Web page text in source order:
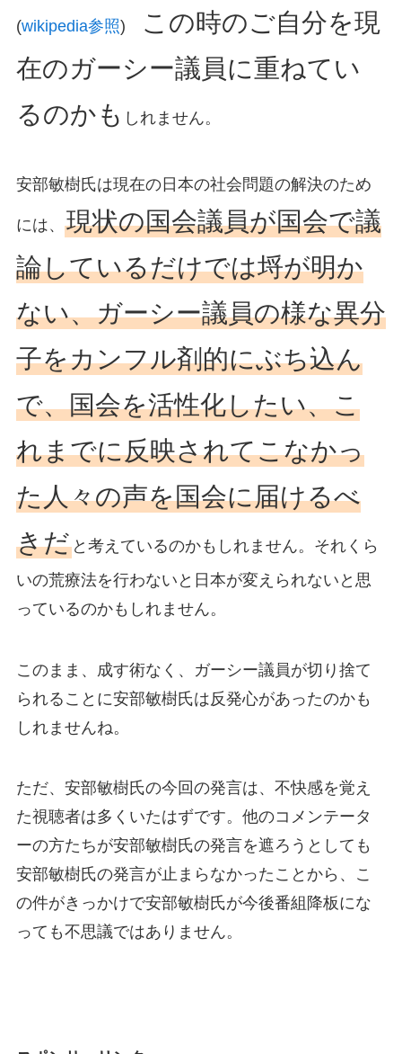
(wikipedia参照)
この時のご自分を現
在のガーシー議員に重ねてい
るのかも しれません。
安部敏樹氏は現在の日本の社会問題の解決のため
には、 現状の国会議員が国会で議
論しているだけでは埒が明か
ない、ガーシー議員の様な異分
子をカンフル剤的にぶち込ん
で、国会を活性化したい、こ
れまでに反映されてこなかっ
た人々の声を国会に届けるべ
きだと考えているのかもしれません。それくら
いの荒療法を行わないと日本が変えられないと思
っているのかもしれません。
このまま、成す術なく、ガーシー議員が切り捨て
られることに安部敏樹氏は反発心があったのかも
しれませんね。
ただ、安部敏樹氏の今回の発言は、不快感を覚え
た視聴者は多くいたはずです。他のコメンテータ
ーの方たちが安部敏樹氏の発言を遮ろうとしても
安部敏樹氏の発言が止まらなかったことから、こ
の件がきっかけで安部敏樹氏が今後番組降板にな
っても不思議ではありません。